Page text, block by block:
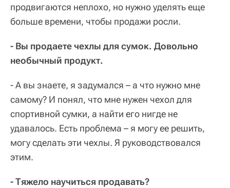
продвигаются неплохо, но нужно уделять еще
больше времени, чтобы продажи росли.
- Вы продаете чехлы для сумок. Довольно
необычный продукт.
- А вы знаете, я задумался – а что нужно мне
самому? И понял, что мне нужен чехол для
спортивной сумки, а найти его нигде не
удавалось. Есть проблема – я могу ее решить,
могу сделать эти чехлы. Я руководствовался
этим.
- Тяжело научиться продавать?